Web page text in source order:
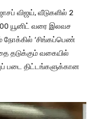
விஜய், வீடுகளில் 2
யூனிட் வரை இலவச
நோக்கில் ‘சிங்கப்பெண்
தடுக்கும் வகையில்
படை திட்டங்களுக்கான